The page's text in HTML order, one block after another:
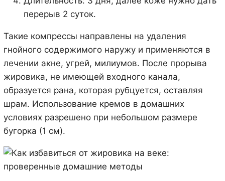
перерыв 2 суток.
Такие компрессы направлены на удаления
гнойного содержимого наружу и применяются в
лечении акне, угрей, милиумов. После прорыва
жировика, не имеющей входного канала,
образуется рана, которая рубцуется, оставляя
шрам. Использование кремов в домашних
условиях разрешено при небольшом размере
бугорка (1 см).